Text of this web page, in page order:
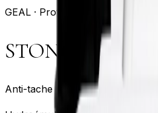
GEAL · Protection
STONE
Anti-tache hydro-oléofuge,